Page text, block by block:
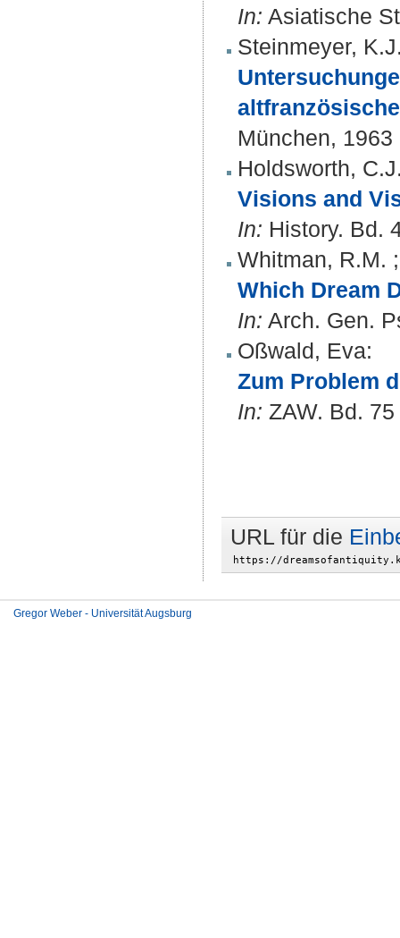
In: Asiatische
Steinmeyer,
München, 1963
Holdsworth,
Visions and
In: History. Bd.
Whitman, R.M.
Which Dream
In: Arch. Gen.
Oßwald, Eva:
Zum Problem
In: ZAW. Bd.
URL für die
Gregor Weber - Universität Augsburg